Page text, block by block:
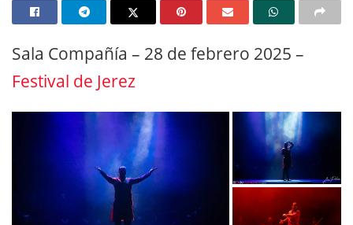
Sala Compañía – 28 de febrero 2025 –
Festival de Jerez